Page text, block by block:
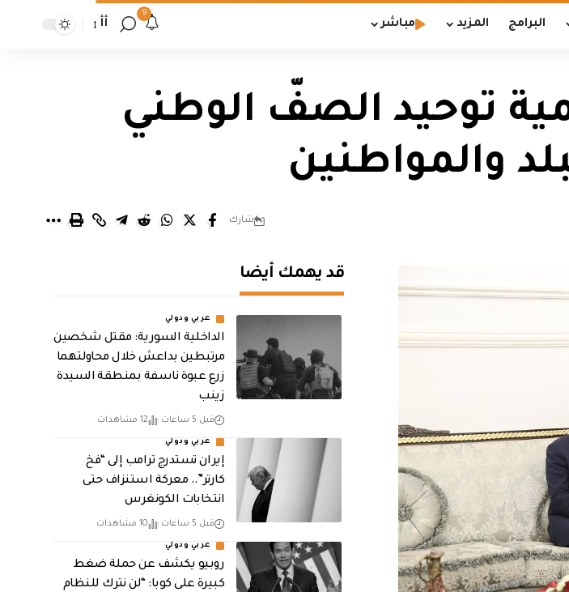
البرامج المزيد مباشر
9
أأ
توحيد الصفّ الوطني
والمواطنين
شارك
قد يهمك أيضا
عربي ودولي
الداخلية السورية: مقتل شخصين
مرتبطين بداعش خلال محاولتهما
زرع عبوة ناسفة بمنطقة السيدة
زينب
قبل 5 ساعات 12 مشاهدات
عربي ودولي
إيران تستدرج ترامب إلى “فخ
كارتر”.. معركة استنزاف حتى
انتخابات الكونغرس
قبل 5 ساعات 10 مشاهدات
عربي ودولي
روبيو يكشف عن حملة ضغط
كبيرة على كوبا: “لن نترك للنظام